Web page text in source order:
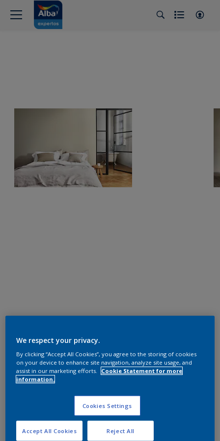
We respect your privacy.
By clicking “Accept All Cookies”, you agree to the storing of cookies
on your device to enhance site navigation, analyze site usage, and
assist in our marketing efforts.
Cookie Statement for more
information.
Cookies Settings
Reject All
Accept All Cookies